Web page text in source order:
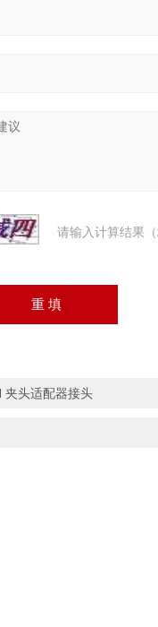
请输入计算结果
夹头适配器接头